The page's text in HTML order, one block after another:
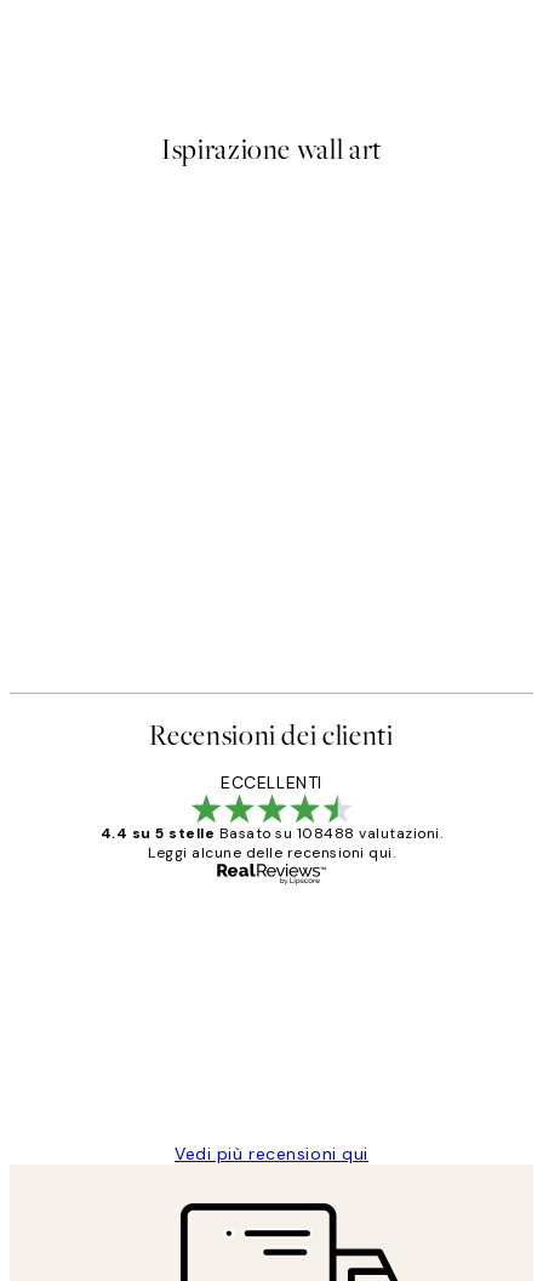
Ispirazione wall art
Recensioni dei clienti
ECCELLENTI
4.4 su 5 stelle Basato su 108488 valutazioni.
Leggi alcune delle recensioni qui.
Vedi più recensioni qui